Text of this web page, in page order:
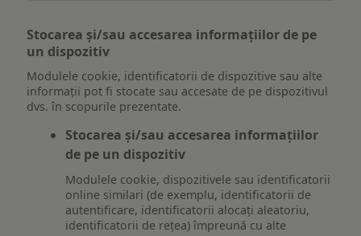
Stocarea și/sau accesarea informațiilor de pe
un dispozitiv
Modulele cookie, identificatorii de dispozitive sau alte
informații pot fi stocate sau accesate de pe dispozitivul
dvs. în scopurile prezentate.
Stocarea și/sau accesarea informațiilor
de pe un dispozitiv
Modulele cookie, dispozitivele sau identificatorii
online similari (de exemplu, identificatorii de
autentificare, identificatorii alocați aleatoriu,
identificatorii de rețea) împreună cu alte